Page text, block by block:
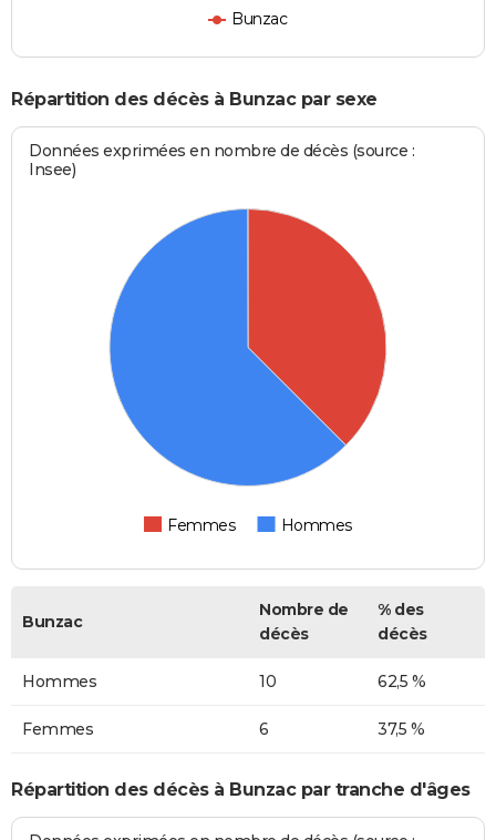
Bunzac
Répartition des décès à Bunzac par sexe
Données exprimées en nombre de décès (source :
Insee)
Femmes Hommes
Bunzac
Nombre de
décès
% des
décès
Hommes 10 62,5 %
Femmes 6 37,5 %
Répartition des décès à Bunzac par tranche d'âges